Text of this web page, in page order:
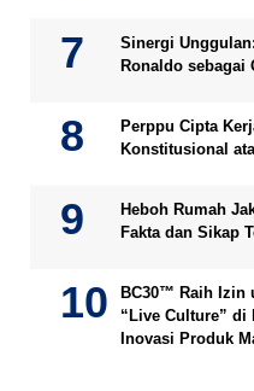
Sinergi
Ronaldo sebagai
Perppu Cipta
Konstitusional
Heboh Rumah
Fakta dan Sikap
BC30™ Raih Izin
“Live Culture” di
Inovasi Produk